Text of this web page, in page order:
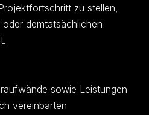
zu stellen,
demtatsächlichen
sowie Leistungen
vereinbarten